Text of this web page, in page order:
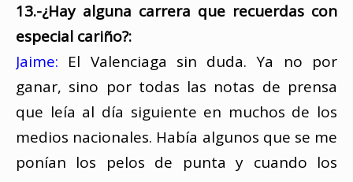
13.-¿Hay alguna carrera que recuerdas con
especial cariño?:
Jaime: El Valenciaga sin duda. Ya no por
ganar, sino por todas las notas de prensa
que leía al día siguiente en muchos de los
medios nacionales. Había algunos que se me
ponían los pelos de punta y cuando los